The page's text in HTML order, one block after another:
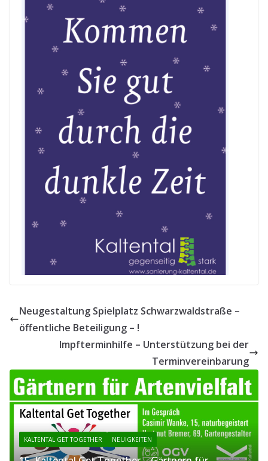
Neugestaltung Spielplatz Schwarzwaldstraße –
öffentliche Beteiligung – !
Impfterminhilfe – Unterstützung bei der
Terminvereinbarung
KALTENTAL GET TOGETHER NEUIGKEITEN